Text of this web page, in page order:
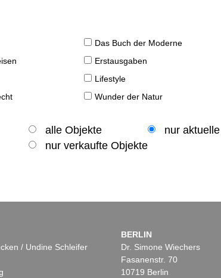
Das Buch der Moderne
Erstausgaben
Lifestyle
Wunder der Natur
alle Objekte
nur
nur verkaufte Objekte
/ Undine Schleifer
BERLIN
Dr. Simone Wiechers
Fasanenstr. 70
10719 Berlin